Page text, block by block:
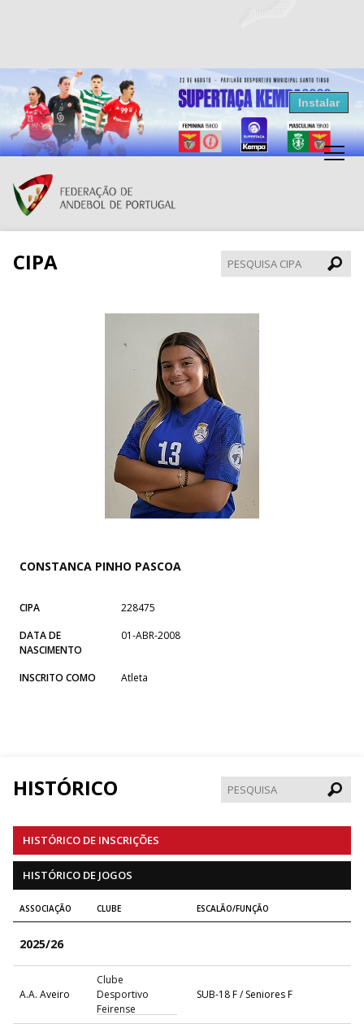
Resultados Andebol
Federação de Andebol de Portugal
Grátis - Disponivel na Play Store
Instalar
CIPA
CIPA
CONSTANCA PINHO PASCOA
CIPA
228475
DATA DE
NASCIMENTO
01-ABR-2008
INSCRITO COMO Atleta
HISTÓRICO
HISTÓRICO DE INSCRIÇÕES
HISTÓRICO DE JOGOS
ASSOCIAÇÃO CLUBE ESCALÃO/FUNÇÃO
2025/26
A.A. Aveiro
Clube
Desportivo
Feirense
SUB-18 F / Seniores F